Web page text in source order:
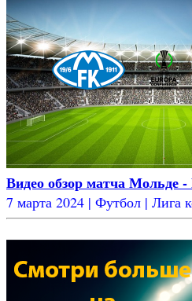
Видео обзор матча Мольде
7 марта 2024 | Футбол | Лига